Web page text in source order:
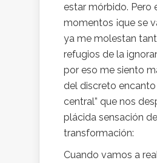
estar mórbido. Pero
momentos ¡que se
ya me molestan
refugios de la
por eso me siento
del discreto encanto
central” que nos
plácida sensación
transformación:
Cuando vamos a